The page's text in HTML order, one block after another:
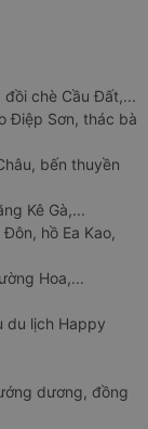
chè Cầu Đất,...
Điệp Sơn, thác bà
bến thuyền
Kê Gà,...
hồ Ea Kao,
Hoa,...
du lịch Happy
dương, đồng